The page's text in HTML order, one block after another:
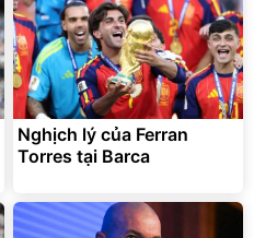
Nghịch lý của Ferran
Torres tại Barca